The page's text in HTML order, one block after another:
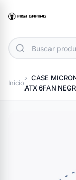
Inicio
CASE
ATX 6FAN